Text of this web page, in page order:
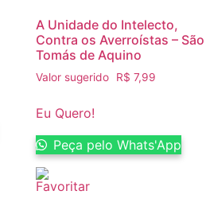
A Unidade do Intelecto,
Contra os Averroístas – São
Tomás de Aquino
Valor sugerido R$ 7,99
Eu Quero!
Peça pelo Whats'App